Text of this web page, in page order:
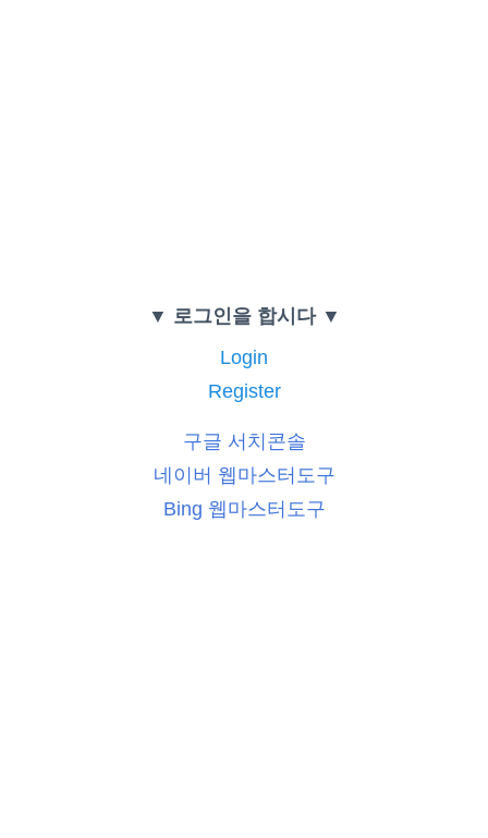
▼ 로그인을 합시다 ▼
Login
Register
구글 서치콘솔
네이버 웹마스터도구
Bing 웹마스터도구